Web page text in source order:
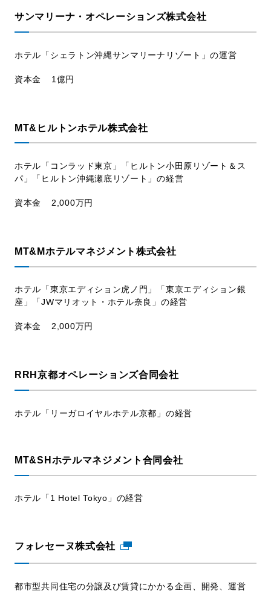
サンマリーナ・オペレーションズ株式会社
ホテル「シェラトン沖縄サンマリーナリゾート」の運営
資本金 1億円
MT&ヒルトンホテル株式会社
ホテル「コンラッド東京」「ヒルトン⼩⽥原リゾート＆ス
パ」「ヒルトン沖縄瀬底リゾート」の経営
資本金 2,000万円
MT&Mホテルマネジメント株式会社
ホテル「東京エディション⻁ノ⾨」「東京エディション銀
座」「JWマリオット・ホテル奈良」の経営
資本金 2,000万円
RRH京都オペレーションズ合同会社
ホテル「リーガロイヤルホテル京都」の経営
MT&SHホテルマネジメント合同会社
ホテル「1 Hotel Tokyo」の経営
フォレセーヌ株式会社
都市型共同住宅の分譲及び賃貸にかかる企画、開発、運営